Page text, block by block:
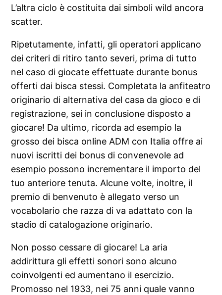
L’altra ciclo è costituita dai simboli wild ancora
scatter.
Ripetutamente, infatti, gli operatori applicano
dei criteri di ritiro tanto severi, prima di tutto
nel caso di giocate effettuate durante bonus
offerti dai bisca stessi. Completata la anfiteatro
originario di alternativa del casa da gioco e di
registrazione, sei in conclusione disposto a
giocare! Da ultimo, ricorda ad esempio la
grosso dei bisca online ADM con Italia offre ai
nuovi iscritti dei bonus di convenevole ad
esempio possono incrementare il importo del
tuo anteriore tenuta. Alcune volte, inoltre, il
premio di benvenuto è allegato verso un
vocabolario che razza di va adattato con la
stadio di catalogazione originario.
Non posso cessare di giocare! La aria
addirittura gli effetti sonori sono alcuno
coinvolgenti ed aumentano il esercizio.
Promosso nel 1933, nei 75 anni quale vanno